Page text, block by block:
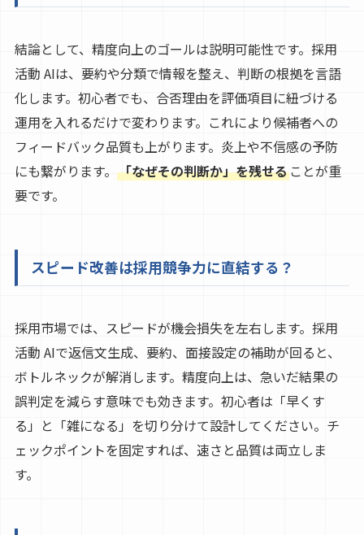
結論として、精度向上のゴールは説明可能性です。採用
活動 AIは、要約や分類で情報を整え、判断の根拠を言語
化します。初心者でも、合否理由を評価項目に紐づける
運用を入れるだけで変わります。これにより候補者への
フィードバック品質も上がります。炎上や不信感の予防
にも繋がります。 「なぜその判断か」を残せることが重
要です。
スピード改善は採用競争力に直結する？
採用市場では、スピードが機会損失を左右します。採用
活動 AIで返信文生成、要約、面接設定の補助が回ると、
ボトルネックが解消します。精度向上は、急いだ結果の
誤判定を減らす意味でも効きます。初心者は「早くす
る」と「雑になる」を切り分けて設計してください。チ
ェックポイントを固定すれば、速さと品質は両立しま
す。